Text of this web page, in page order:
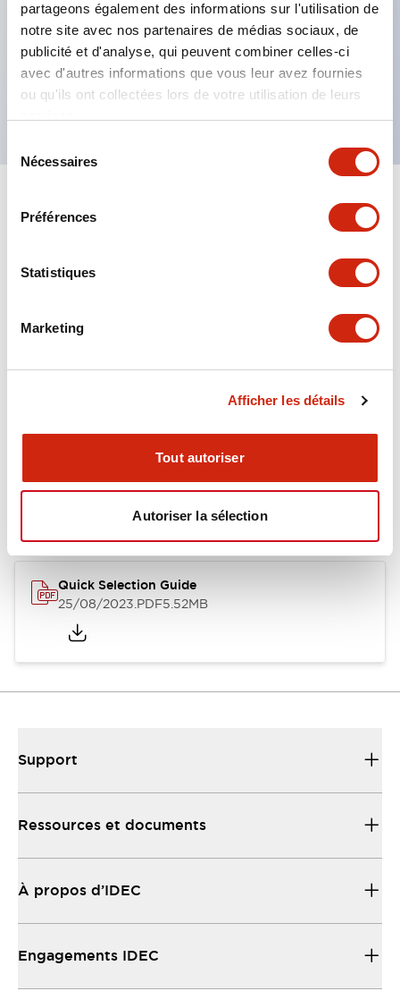
partageons également des informations sur l'utilisation de
notre site avec nos partenaires de médias sociaux, de
publicité et d'analyse, qui peuvent combiner celles-ci
avec d'autres informations que vous leur avez fournies
ou qu'ils ont collectées lors de votre utilisation de leurs
Nécessaires
Préférences
Statistiques
Marketing
Afficher les détails
Tout autoriser
Autoriser la sélection
Options comprenant un voyant lumineux et un
bouton de vérification
Options de montage incluant montage supérieur,
socle DIN ou socle de montage sur panneau
Documents et fichiers
Catalogues Et Brochures
12/05/2026.PDF450.14KB
25/08/2023.PDF359.51KB
Quick Selection Guide
25/08/2023.PDF5.52MB
Support
Ressources et documents
À propos d’IDEC
Engagements IDEC